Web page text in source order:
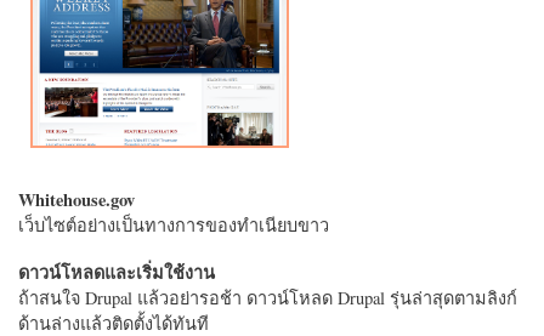
Whitehouse.gov
เว็บไซต์อย่างเป็นทางการของทำเนียบขาว
ดาวน์โหลดและเริ่มใช้งาน
ถ้าสนใจ Drupal แล้วอย่ารอช้า ดาวน์โหลด Drupal รุ่นล่าสุดตามลิงก์
ด้านล่างแล้วติดตั้งได้ทันที